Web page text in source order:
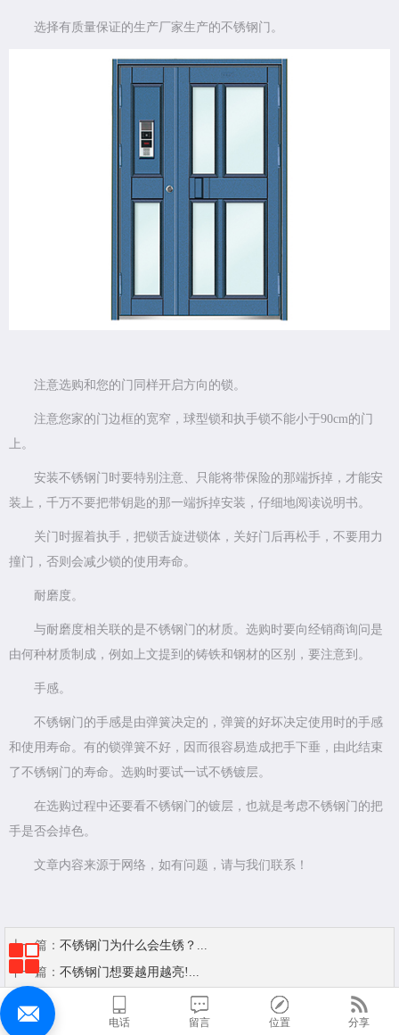
选择有质量保证的生产厂家生产的不锈钢门。
注意选购和您的门同样开启方向的锁。
注意您家的门边框的宽窄，球型锁和执手锁不能小于90cm的门
上。
安装不锈钢门时要特别注意、只能将带保险的那端拆掉，才能安
装上，千万不要把带钥匙的那一端拆掉安装，仔细地阅读说明书。
关门时握着执手，把锁舌旋进锁体，关好门后再松手，不要用力
撞门，否则会减少锁的使用寿命。
耐磨度。
与耐磨度相关联的是不锈钢门的材质。选购时要向经销商询问是
由何种材质制成，例如上文提到的铸铁和钢材的区别，要注意到。
手感。
不锈钢门的手感是由弹簧决定的，弹簧的好坏决定使用时的手感
和使用寿命。有的锁弹簧不好，因而很容易造成把手下垂，由此结束
了不锈钢门的寿命。选购时要试一试不锈镀层。
在选购过程中还要看不锈钢门的镀层，也就是考虑不锈钢门的把
手是否会掉色。
文章内容来源于网络，如有问题，请与我们联系！
上一篇： 不锈钢门为什么会生锈？...
下一篇： 不锈钢门想要越用越亮!...
首页 电话 留言 位置 分享